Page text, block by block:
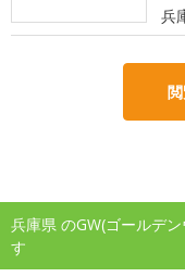
兵
兵庫県 のGW(ゴールデ
す